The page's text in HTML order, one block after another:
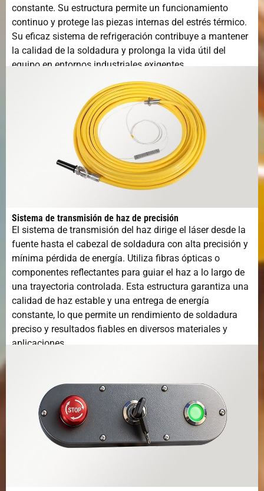
constante. Su estructura permite un funcionamiento
continuo y protege las piezas internas del estrés térmico.
Su eficaz sistema de refrigeración contribuye a mantener
la calidad de la soldadura y prolonga la vida útil del
equipo en entornos industriales exigentes.
Sistema de transmisión de haz de precisión
El sistema de transmisión del haz dirige el láser desde la
fuente hasta el cabezal de soldadura con alta precisión y
mínima pérdida de energía. Utiliza fibras ópticas o
componentes reflectantes para guiar el haz a lo largo de
una trayectoria controlada. Esta estructura garantiza una
calidad de haz estable y una entrega de energía
constante, lo que permite un rendimiento de soldadura
preciso y resultados fiables en diversos materiales y
aplicaciones.